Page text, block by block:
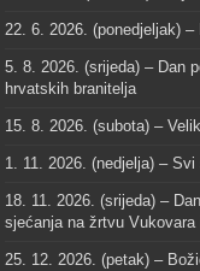
22. 6. 2026. (ponedjeljak)
5. 8. 2026. (srijeda) – Dan
hrvatskih branitelja
15. 8. 2026. (subota) –
1. 11. 2026. (nedjelja) – Svi
18. 11. 2026. (srijeda) –
sjećanja na žrtvu Vukovara
25. 12. 2026. (petak) –